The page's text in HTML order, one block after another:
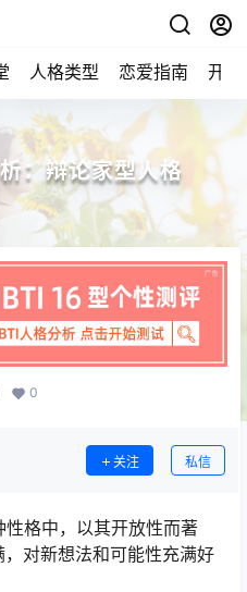
人格类型 恋爱指南 开始
：辩论家型人格
0
关注 私信
格中，以其开放性而著
对新想法和可能性充满好